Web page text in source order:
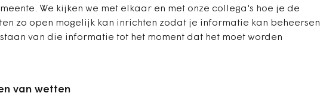
We kijken we met elkaar en met onze collega's hoe je de
zo open mogelijk kan inrichten zodat je informatie kan beheersen
van die informatie tot het moment dat het moet worden
van wetten